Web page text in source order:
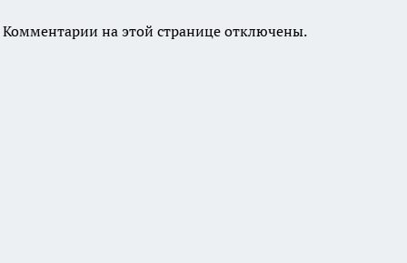
Комментарии на этой странице отключены.